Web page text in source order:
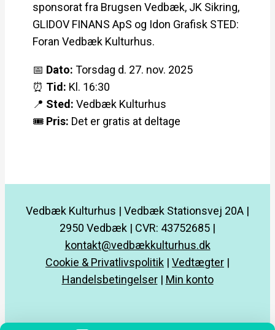
sponsorat fra Brugsen Vedbæk, JK Sikring,
GLIDOV FINANS ApS og Idon Grafisk STED:
Foran Vedbæk Kulturhus.
📅 Dato: Torsdag d. 27. nov. 2025
⏰ Tid: Kl. 16:30
📍 Sted: Vedbæk Kulturhus
🎟️ Pris: Det er gratis at deltage
Vedbæk Kulturhus | Vedbæk Stationsvej 20A |
2950 Vedbæk | CVR: 43752685 |
kontakt@vedbækkulturhus.dk
Cookie & Privatlivspolitik | Vedtægter |
Handelsbetingelser| Min konto